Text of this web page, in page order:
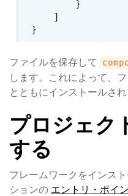
        }
    ]
ファイルを保存して
します。これによって、
とともにインストールされ
プロジェク
する
フレームワークをインス
ションの エントリ・ポイ